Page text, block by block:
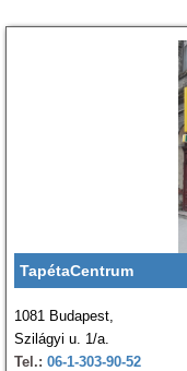
TapétaCentrum
1081 Budapest,
Szilágyi u. 1/a.
Tel.: 06-1-303-90-52